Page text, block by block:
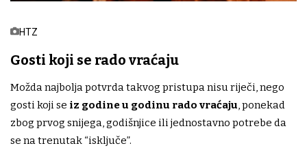
HTZ
Gosti koji se rado vraćaju
Možda najbolja potvrda takvog pristupa nisu riječi, nego
gosti koji se iz godine u godinu rado vraćaju, ponekad
zbog prvog snijega, godišnjice ili jednostavno potrebe da
se na trenutak “isključe”.